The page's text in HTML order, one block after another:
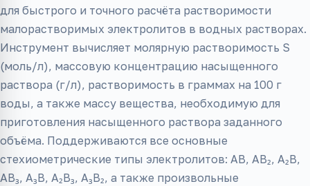
для быстрого и точного расчёта растворимости
малорастворимых электролитов в водных растворах.
Инструмент вычисляет молярную растворимость S
(моль/л), массовую концентрацию насыщенного
раствора (г/л), растворимость в граммах на 100 г
воды, а также массу вещества, необходимую для
приготовления насыщенного раствора заданного
объёма. Поддерживаются все основные
стехиометрические типы электролитов: AB, AB₂, A₂B,
AB₃, A₃B, A₂B₃, A₃B₂, а также произвольные